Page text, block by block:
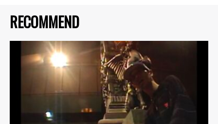
RECOMMEND